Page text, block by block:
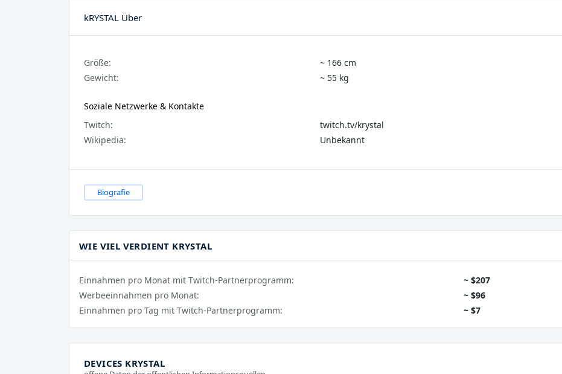
kRYSTAL Über
Größe:
~ 166 cm
Gewicht:
~ 55 kg
Soziale Netzwerke & Kontakte
Twitch:
twitch.tv/krystal
Wikipedia:
Unbekannt
Biografie
WIE VIEL VERDIENT KRYSTAL
Einnahmen pro Monat mit Twitch-Partnerprogramm:
~ $207
Werbeeinnahmen pro Monat:
~ $96
Einnahmen pro Tag mit Twitch-Partnerprogramm:
~ $7
DEVICES KRYSTAL